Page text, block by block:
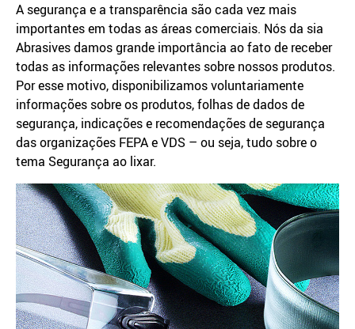
A segurança e a transparência são cada vez mais
importantes em todas as áreas comerciais. Nós da sia
Abrasives damos grande importância ao fato de receber
todas as informações relevantes sobre nossos produtos.
Por esse motivo, disponibilizamos voluntariamente
informações sobre os produtos, folhas de dados de
segurança, indicações e recomendações de segurança
das organizações FEPA e VDS – ou seja, tudo sobre o
tema Segurança ao lixar.